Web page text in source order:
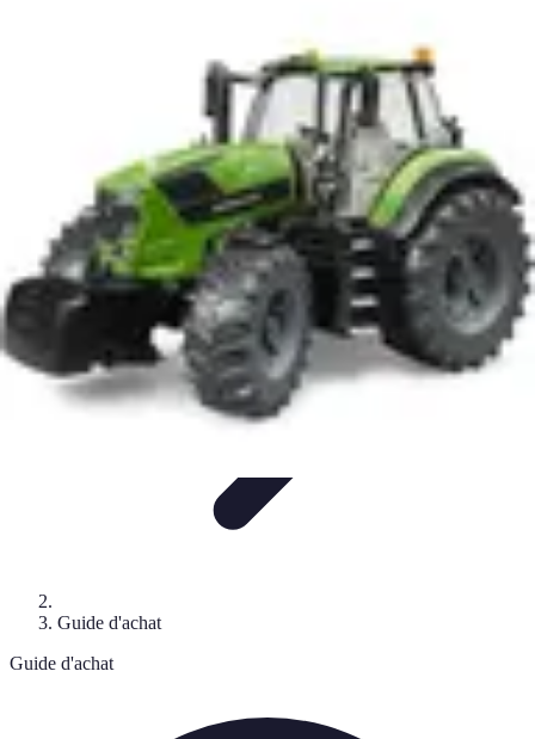
Guide d'achat Entretien et Sécurité
Guides pratiques
Remorque Agricole
Guide d'achat
Guide d'achat